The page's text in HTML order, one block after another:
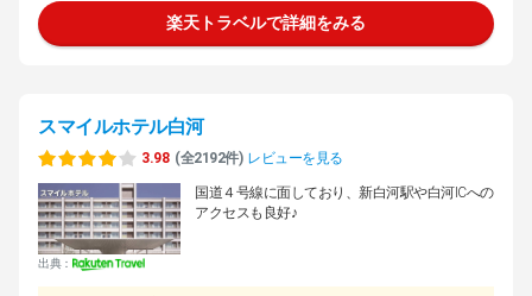
楽天トラベルで詳細をみる
スマイルホテル白河
3.98 (全2192件) レビューを見る
出典：
国道４号線に面しており、新白河駅や白河ICへの
アクセスも良好♪